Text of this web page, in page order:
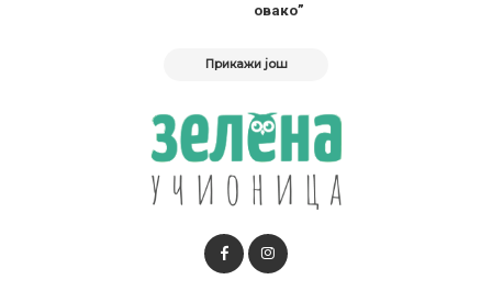
овако”
Прикажи још